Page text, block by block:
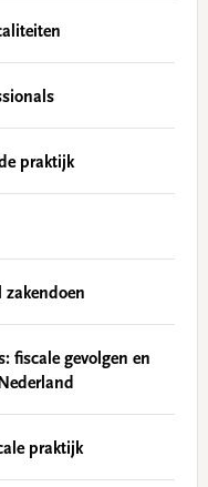
praktijk
fiscale gevolgen en
praktijk